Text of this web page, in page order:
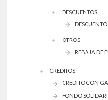
DESCUENTOS
OTROS
REBAJA DE
CREDITOS
CRÉDITO CON
FONDO